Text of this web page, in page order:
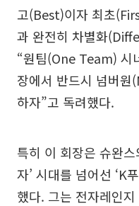
고(Best)이자 최초
과 완전히 차별화
“원팀(One Team) 시
장에서 반드시 넘버
하자”고 독려했다.
특히 이 회장은 슈완스
자’ 시대를 넘어선 ‘K
했다. 그는 전자레인